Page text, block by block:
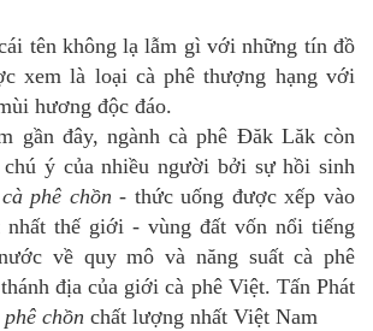
tên không lạ lẫm gì với những tín đồ
xem là loại cà phê thượng hạng với
hương độc đáo.
gần đây, ngành cà phê Đăk Lăk còn
ý của nhiều người bởi sự hồi sinh
cà phê chồn - thức uống được xếp vào
nhất thế giới - vùng đất vốn nổi tiếng
về quy mô và năng suất cà phê
địa của giới cà phê Việt. Tấn Phát
chồn chất lượng nhất Việt Nam